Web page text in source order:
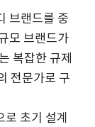
브랜드를 중
모 브랜드가
복잡한 규제
전문가로 구
초기 설계